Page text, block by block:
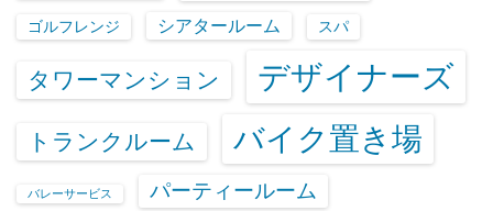
ゴルフレンジ シアタールーム スパ
タワーマンション デザイナーズ
トランクルーム バイク置き場
バレーサービス パーティールーム